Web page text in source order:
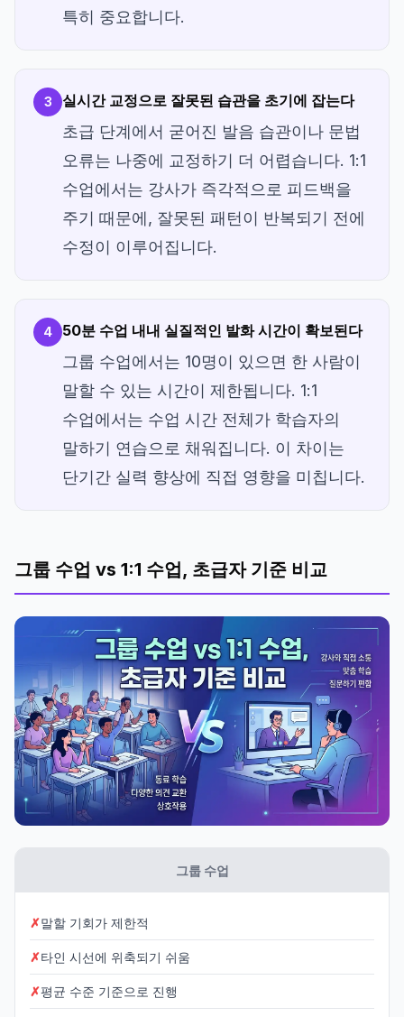
특히 중요합니다.
3 실시간 교정으로 잘못된 습관을 초기에 잡는다
초급 단계에서 굳어진 발음 습관이나 문법
오류는 나중에 교정하기 더 어렵습니다. 1:1
수업에서는 강사가 즉각적으로 피드백을
주기 때문에, 잘못된 패턴이 반복되기 전에
수정이 이루어집니다.
4 50분 수업 내내 실질적인 발화 시간이 확보된다
그룹 수업에서는 10명이 있으면 한 사람이
말할 수 있는 시간이 제한됩니다. 1:1
수업에서는 수업 시간 전체가 학습자의
말하기 연습으로 채워집니다. 이 차이는
단기간 실력 향상에 직접 영향을 미칩니다.
그룹 수업 vs 1:1 수업, 초급자 기준 비교
그룹 수업
말할 기회가 제한적
타인 시선에 위축되기 쉬움
평균 수준 기준으로 진행